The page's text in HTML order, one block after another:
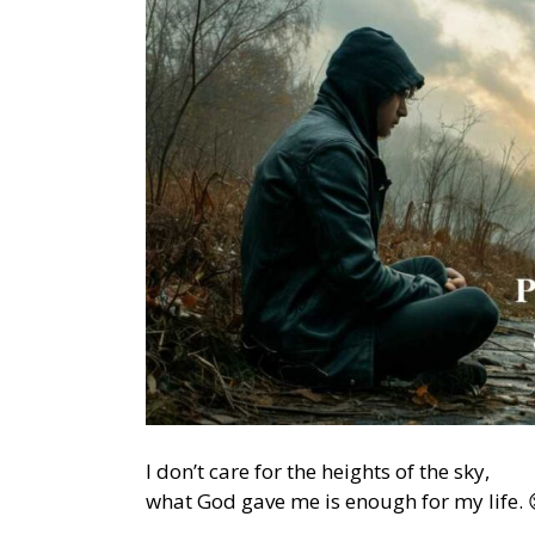
I don’t care for the heights of the sky,
what God gave me is enough for my life.